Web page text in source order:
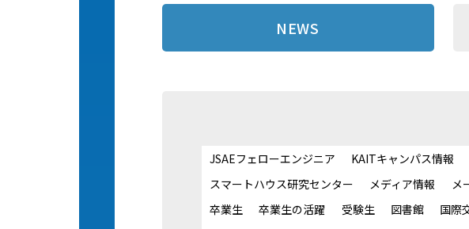
NEWS
JSAEフェローエンジニア KAITキャンパス情報
スマートハウス研究センター
メディア情報 メ
卒業生
卒業生の活躍 受験生 図書館 国際